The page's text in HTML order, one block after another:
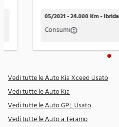
Pomello del cambio rivestito in
Presa USB vassoio anteriore
Retrovisore interno
05/2021 - 24.000 Km - Ibrida
Consumi
Vedi tutte le Auto Kia Xceed Usato
Vedi tutte le Auto Kia
Vedi tutte le Auto GPL Usato
Vedi tutte le Auto a Teramo